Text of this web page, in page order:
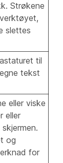
Strøkene
slettes
til
tekst
eller viske
eller
og
for